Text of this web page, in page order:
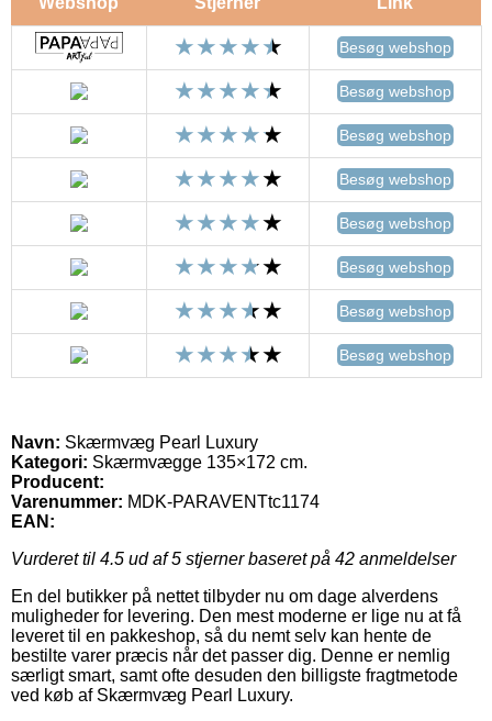
Besøg webshop
Besøg webshop
Besøg webshop
Besøg webshop
Besøg webshop
Besøg webshop
Besøg webshop
Besøg webshop
Navn: Skærmvæg Pearl Luxury
Kategori: Skærmvægge 135×172 cm.
Producent:
Varenummer: MDK-PARAVENTtc1174
EAN:
Vurderet til 4.5 ud af 5 stjerner baseret på 42 anmeldelser
En del butikker på nettet tilbyder nu om dage alverdens
muligheder for levering. Den mest moderne er lige nu at få
leveret til en pakkeshop, så du nemt selv kan hente de
bestilte varer præcis når det passer dig. Denne er nemlig
særligt smart, samt ofte desuden den billigste fragtmetode
ved køb af Skærmvæg Pearl Luxury.